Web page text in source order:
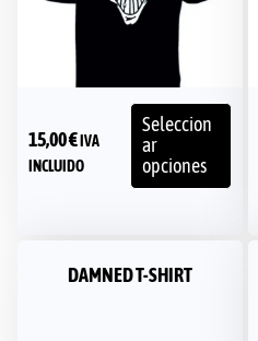
15,00€ IVA
INCLUIDO
Seleccion
ar
opciones
DAMNED T-SHIRT